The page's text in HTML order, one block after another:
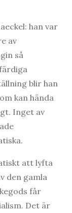
han var
av
så
blir han
kan hända
Inget av
att lyfta
den gamla
får
Det är